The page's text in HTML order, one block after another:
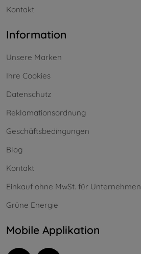
Kontakt
Information
Unsere Marken
Ihre Cookies
Datenschutz
Reklamationsordnung
Geschäftsbedingungen
Blog
Kontakt
Einkauf ohne MwSt. für Unternehmen
Grüne Energie
Mobile Applikation